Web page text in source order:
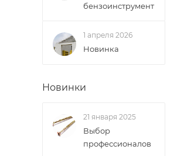
бензоинструмент
1 апреля 2026
Новинка
Новинки
21 января 2025
Выбор
профессионалов